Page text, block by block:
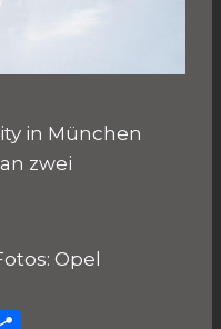
in München
zwei
Opel